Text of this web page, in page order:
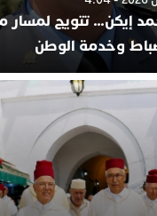
إيكن… تتويج
وخدمة الوطن